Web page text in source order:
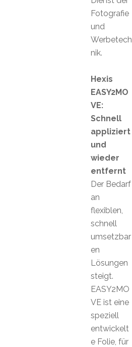
Fotografie
und
Werbetech
nik.
Hexis
EASY2MO
VE:
Schnell
appliziert
und
wieder
entfernt
Der Bedarf
an
flexiblen,
schnell
umsetzbar
en
Lösungen
steigt.
EASY2MO
VE ist eine
speziell
entwickelt
e Folie, für